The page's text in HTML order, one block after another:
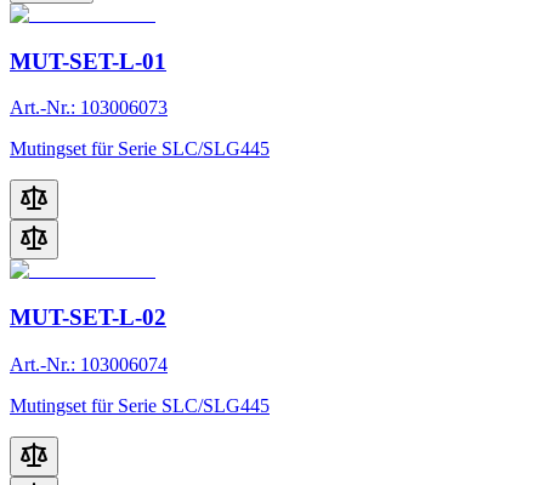
MUT-SET-L-01
Art.-Nr.: 103006073
Mutingset für Serie SLC/SLG445
MUT-SET-L-02
Art.-Nr.: 103006074
Mutingset für Serie SLC/SLG445